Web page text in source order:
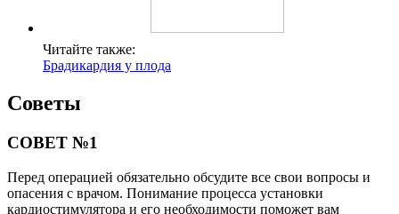
Читайте также:
Брадикардия у плода
Советы
СОВЕТ №1
Перед операцией обязательно обсудите все свои вопросы и
опасения с врачом. Понимание процесса установки
кардиостимулятора и его необходимости поможет вам